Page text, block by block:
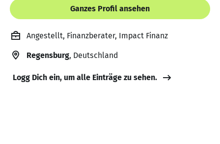
Ganzes Profil ansehen
Angestellt, Finanzberater, Impact Finanz
Regensburg, Deutschland
Logg Dich ein, um alle Einträge zu sehen.